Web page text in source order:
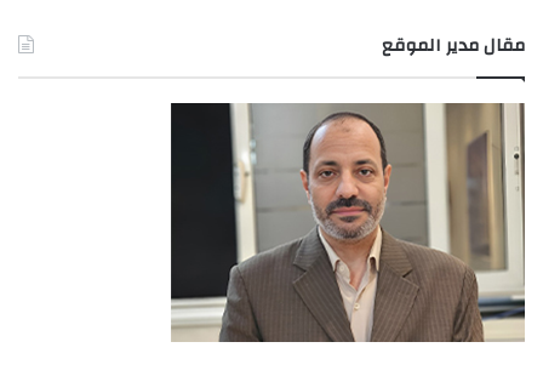
مقال مدير الموقع